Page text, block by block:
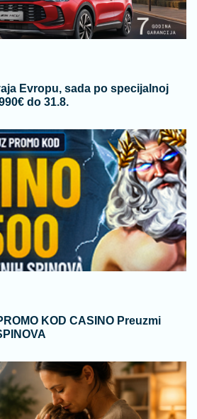
Evropu, sada po specijalnoj
do 31.8.
KOD CASINO Preuzmi